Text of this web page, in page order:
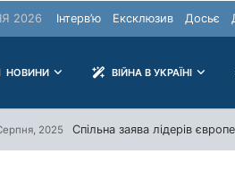
2026 Інтерв’ю Ексклюзив Досьє
НОВИНИ ВІЙНА В УКРАЇНІ
2025 Спільна заява лідерів